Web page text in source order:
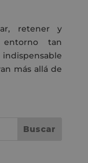
retener y
tan
más allá de